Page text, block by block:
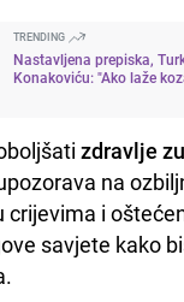
TRENDING
Nastavljena prepiska,
Konakoviću: "Ako laže
zdravlje
na
crijevima i
savjete kako